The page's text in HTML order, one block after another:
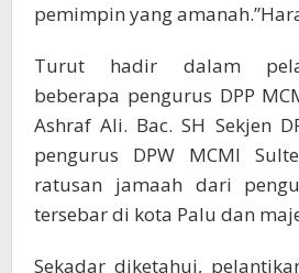
pemimpin yang
Turut hadir dalam
beberapa pengurus DPP
Ashraf Ali. Bac. SH Sekjen
pengurus DPW MCMI
ratusan jamaah dari
tersebar di kota Palu dan
Sekadar diketahui,